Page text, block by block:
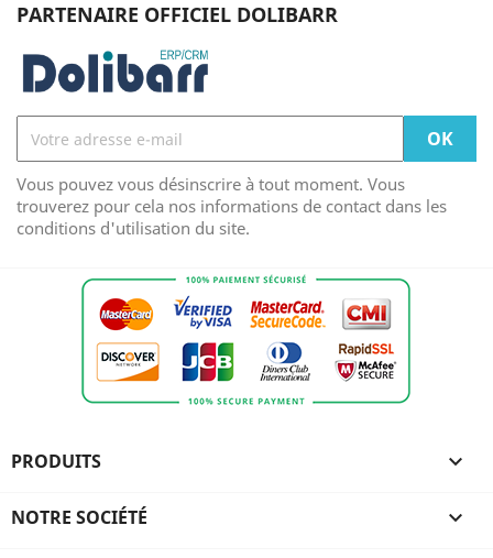
PARTENAIRE OFFICIEL DOLIBARR
Vous pouvez vous désinscrire à tout moment. Vous
trouverez pour cela nos informations de contact dans les
conditions d'utilisation du site.
PRODUITS 
NOTRE SOCIÉTÉ 